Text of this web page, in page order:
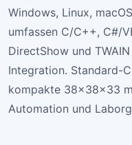
Windows, Linux,
umfassen C/C++, C#/
DirectShow und
Integration. Standard-
kompakte 38×38×33
Automation und